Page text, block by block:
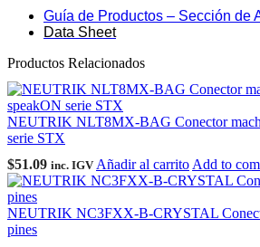
Guía de Productos – Sección de
Data Sheet
Productos Relacionados
NEUTRIK NLT8MX-BAG Conector
serie STX
$51.09 inc. IGV Añadir al carrito Add to
NEUTRIK NC3FXX-B-CRYSTAL
pines